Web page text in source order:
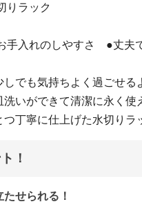
りラック
入れのしやすさ ●丈夫
しでも気持ちよく過ごせる
いができて清潔に永く使
丁寧に仕上げた水切りラ
！
せられる！